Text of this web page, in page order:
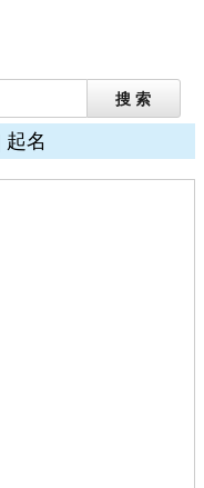
起名